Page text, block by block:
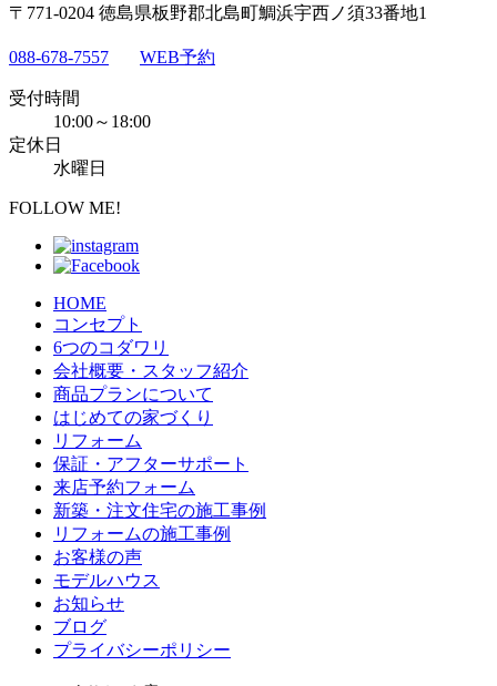
〒771-0204 徳島県板野郡北島町鯛浜宇西ノ須33番地1
088-678-7557 WEB予約
受付時間
10:00～18:00
定休日
水曜日
FOLLOW ME!
HOME
コンセプト
6つのコダワリ
会社概要・スタッフ紹介
商品プランについて
はじめての家づくり
リフォーム
保証・アフターサポート
来店予約フォーム
新築・注文住宅の施工事例
リフォームの施工事例
お客様の声
モデルハウス
お知らせ
ブログ
プライバシーポリシー